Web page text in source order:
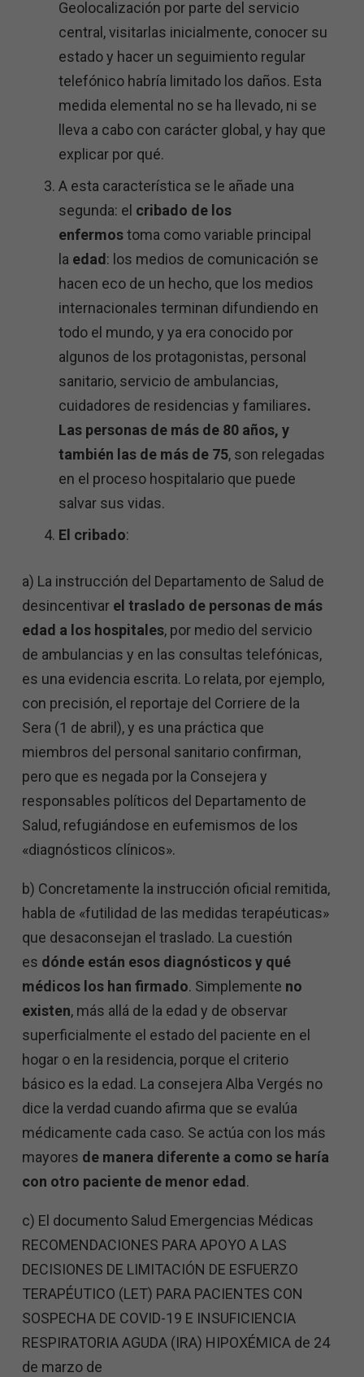
Geolocalización por parte del servicio
central, visitarlas inicialmente, conocer su
estado y hacer un seguimiento regular
telefónico habría limitado los daños. Esta
medida elemental no se ha llevado, ni se
lleva a cabo con carácter global, y hay que
explicar por qué.
A esta característica se le añade una
segunda: el cribado de los
enfermostoma como variable principal
la edad : los medios de comunicación se
hacen eco de un hecho, que los medios
internacionales terminan difundiendo en
todo el mundo, y ya era conocido por
algunos de los protagonistas, personal
sanitario, servicio de ambulancias,
cuidadores de residencias y familiares.
Las personas de más de 80 años, y
también las de más de 75, son relegadas
en el proceso hospitalario que puede
salvar sus vidas.
El cribado:
a) La instrucción del Departamento de Salud de
desincentivar el traslado de personas de más
edad a los hospitales, por medio del servicio
de ambulancias y en las consultas telefónicas,
es una evidencia escrita. Lo relata, por ejemplo,
con precisión, el reportaje del Corriere de la
Sera (1 de abril), y es una práctica que
miembros del personal sanitario confirman,
pero que es negada por la Consejera y
responsables políticos del Departamento de
Salud, refugiándose en eufemismos de los
«diagnósticos clínicos».
b) Concretamente la instrucción oficial remitida,
habla de «futilidad de las medidas terapéuticas»
que desaconsejan el traslado. La cuestión
es dónde están esos diagnósticos y qué
médicos los han firmado. Simplemente no
existen, más allá de la edad y de observar
superficialmente el estado del paciente en el
hogar o en la residencia, porque el criterio
básico es la edad. La consejera Alba Vergés no
dice la verdad cuando afirma que se evalúa
médicamente cada caso. Se actúa con los más
mayores de manera diferente a como se haría
con otro paciente de menor edad .
c) El documento Salud Emergencias Médicas
RECOMENDACIONES PARA APOYO A LAS
DECISIONES DE LIMITACIÓN DE ESFUERZO
TERAPÉUTICO (LET) PARA PACIENTES CON
SOSPECHA DE COVID-19 E INSUFICIENCIA
RESPIRATORIA AGUDA (IRA) HIPOXÉMICA de 24
de marzo de